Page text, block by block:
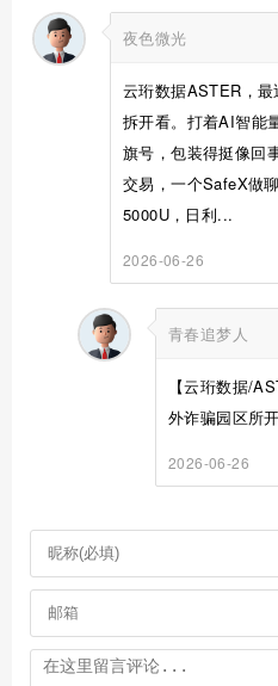
夜色微光
云珩数据ASTER，
拆开看。打着AI智能
旗号，包装得挺像回
交易，一个SafeX做
5000U，日利...
2026-06-26
青春追梦人
【云珩数据/
外诈骗园区所
2026-06-26